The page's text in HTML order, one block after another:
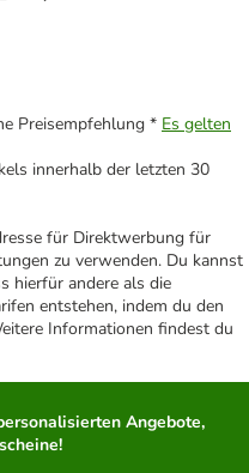
Preisempfehlung * Es gelten
innerhalb der letzten 30
für Direktwerbung für
zu verwenden. Du kannst
hierfür andere als die
entstehen, indem du den
Informationen findest du
Angebote,